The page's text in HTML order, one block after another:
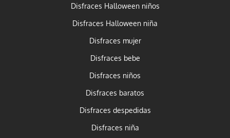
Disfraces Halloween niños
Disfraces Halloween niña
Disfraces mujer
Disfraces bebe
Disfraces niños
Disfraces baratos
Disfraces despedidas
Disfraces niña